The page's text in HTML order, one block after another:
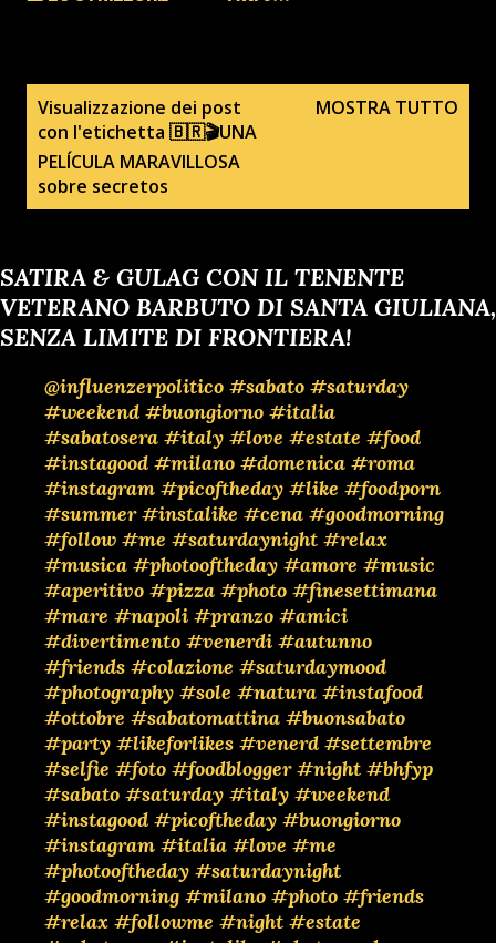
Visualizzazione dei post
con l'etichetta 🇧🇷🎬UNA
PELÍCULA MARAVILLOSA
sobre secretos
MOSTRA TUTTO
SATIRA & GULAG CON IL TENENTE
VETERANO BARBUTO DI SANTA GIULIANA,
SENZA LIMITE DI FRONTIERA!
@influenzerpolitico #sabato #saturday
#weekend #buongiorno #italia
#sabatosera #italy #love #estate #food
#instagood #milano #domenica #roma
#instagram #picoftheday #like #foodporn
#summer #instalike #cena #goodmorning
#follow #me #saturdaynight #relax
#musica #photooftheday #amore #music
#aperitivo #pizza #photo #finesettimana
#mare #napoli #pranzo #amici
#divertimento #venerdi #autunno
#friends #colazione #saturdaymood
#photography #sole #natura #instafood
#ottobre #sabatomattina #buonsabato
#party #likeforlikes #venerd #settembre
#selfie #foto #foodblogger #night #bhfyp
#sabato #saturday #italy #weekend
#instagood #picoftheday #buongiorno
#instagram #italia #love #me
#photooftheday #saturdaynight
#goodmorning #milano #photo #friends
#relax #followme #night #estate